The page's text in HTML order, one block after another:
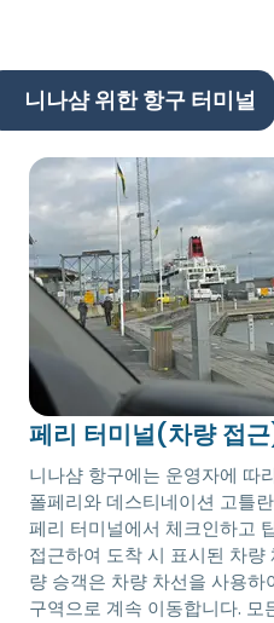
니나샴 위한 항구 터미널
페리 터미널(차량 접
니나샴 항구에는 운영자에 따
폴페리와 데스티네이션 고틀
페리 터미널에서 체크인하고
접근하여 도착 시 표시된 차
량 승객은 차량 차선을 사용
구역으로 계속 이동합니다.